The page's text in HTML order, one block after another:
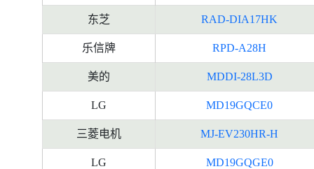
东芝 RAD-DIA17HK
乐信牌 RPD-A28H
美的 MDDI-28L3D
LG MD19GQCE0
三菱电机 MJ-EV230HR-H
LG MD19GQGE0